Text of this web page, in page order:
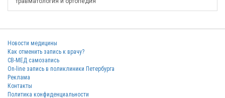
Новости медицины
Как отменить запись к врачу?
СВ-МЕД самозапись
On-line запись в поликлиники Петербурга
Реклама
Контакты
Политика конфиденциальности